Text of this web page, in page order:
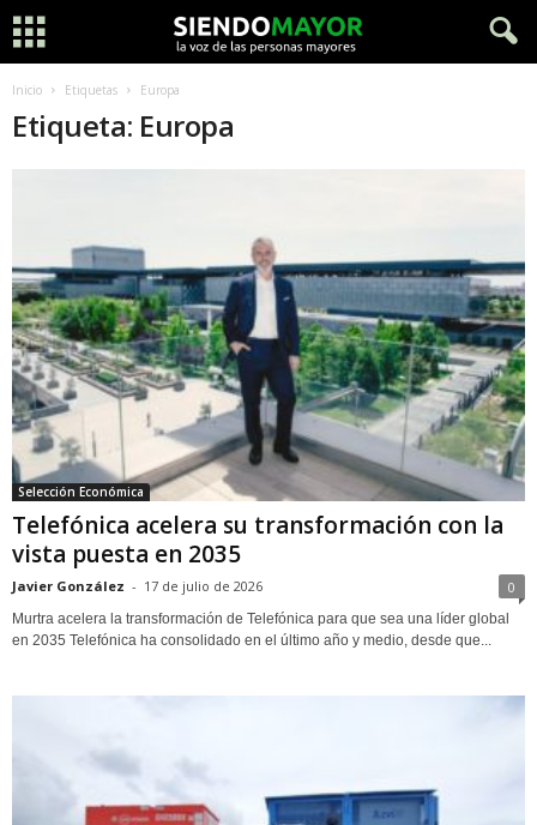
Inicio Etiquetas Europa
Etiqueta: Europa
Selección Económica
Telefónica acelera su transformación con la
vista puesta en 2035
Javier González - 17 de julio de 2026 0
Murtra acelera la transformación de Telefónica para que sea una líder global
en 2035 Telefónica ha consolidado en el último año y medio, desde que...